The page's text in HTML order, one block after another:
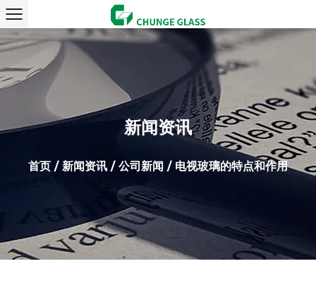
新闻资讯
首页 / 新闻资讯 / 公司新闻 / 电视玻璃的特点和作用